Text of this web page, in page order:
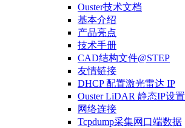
Ouster技术文档
基本介绍
产品亮点
技术手册
CAD结构文件@STEP
友情链接
DHCP 配置激光雷达 IP
Ouster LiDAR 静态IP设置
网络连接
Tcpdump采集网口端数据